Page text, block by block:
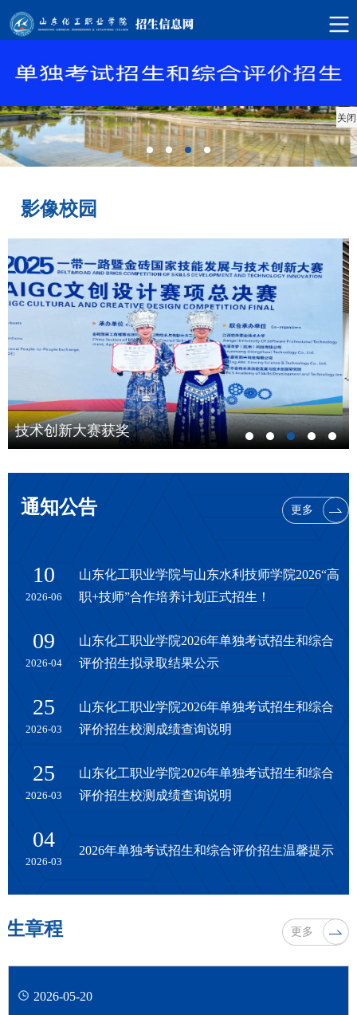
关闭
影像校园
艺术节
通知公告 更多
10
2026-06
山东化工职业学院与山东水利技师学院2026“高
职+技师”合作培养计划正式招生！
09
2026-04
山东化工职业学院2026年单独考试招生和综合
评价招生拟录取结果公示
25
2026-03
山东化工职业学院2026年单独考试招生和综合
评价招生校测成绩查询说明
25
2026-03
山东化工职业学院2026年单独考试招生和综合
评价招生校测成绩查询说明
04
2026-03
2026年单独考试招生和综合评价招生温馨提示
生章程 更多
2026-05-20